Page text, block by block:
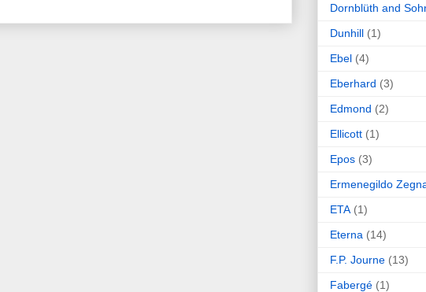
Dornblüth and
Dunhill (1)
Ebel (4)
Eberhard (3)
Edmond (2)
Ellicott (1)
Epos (3)
Ermenegildo
ETA (1)
Eterna (14)
F.P. Journe (13)
Fabergé (1)